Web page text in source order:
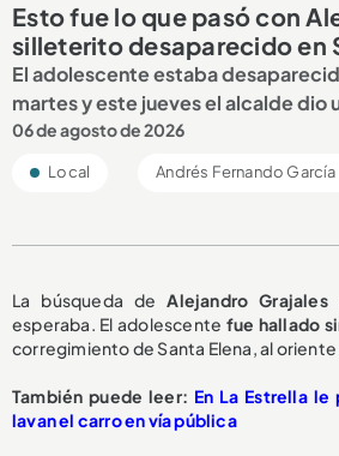
Esto fue lo que pasó con
silleterito desaparecido en
El adolescente estaba
martes y este jueves el alcalde dio
06 de agosto de 2026
Local Andrés Fernando
La búsqueda deAlejandro Grajales
esperaba. El adolescente fue hallado
corregimiento de Santa Elena, al oriente
También puede leer: En La Estrella
lavan el carro en vía pública